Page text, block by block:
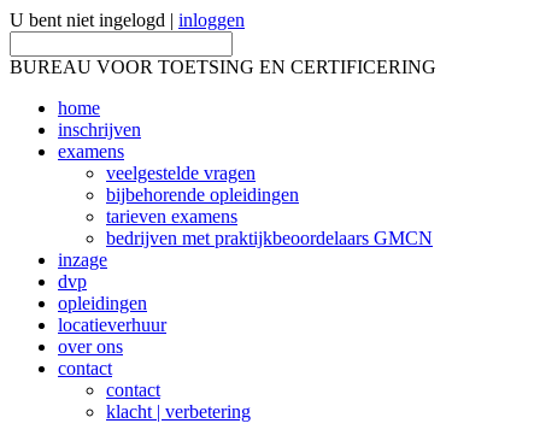
U bent niet ingelogd | inloggen
BUREAU VOOR TOETSING EN CERTIFICERING
home
inschrijven
examens
veelgestelde vragen
bijbehorende opleidingen
tarieven examens
bedrijven met praktijkbeoordelaars GMCN
inzage
dvp
opleidingen
locatieverhuur
over ons
contact
contact
klacht | verbetering